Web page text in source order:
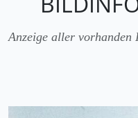
Anzeige aller vorhanden